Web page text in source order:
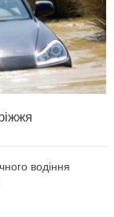
водіння